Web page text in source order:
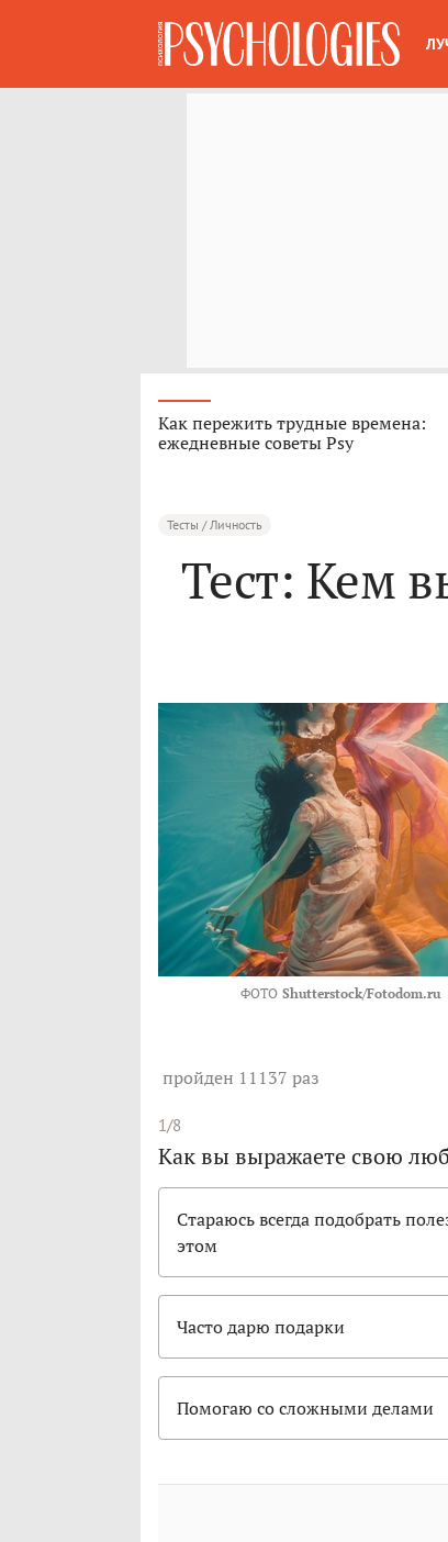
Как пережить трудные времена:
ежедневные советы Psy
Тесты / Личность
Тест: Кем
ФОТО Shutterstock/Fotodom.ru
пройден 11137 раз
1/8
Как вы выражаете свою
Стараюсь всегда подобрать
этом
Часто дарю подарки
Помогаю со сложными делами